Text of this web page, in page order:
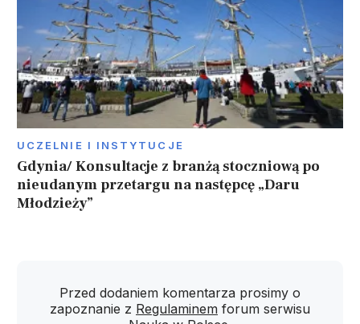
UCZELNIE I INSTYTUCJE
Gdynia/ Konsultacje z branżą stoczniową po
nieudanym przetargu na następcę „Daru
Młodzieży”
Przed dodaniem komentarza prosimy o
zapoznanie z Regulaminem forum serwisu